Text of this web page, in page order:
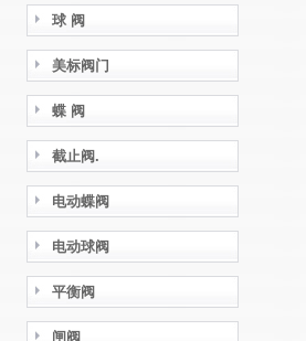
球 阀
美标阀门
蝶 阀
截止阀.
电动蝶阀
电动球阀
平衡阀
闸阀